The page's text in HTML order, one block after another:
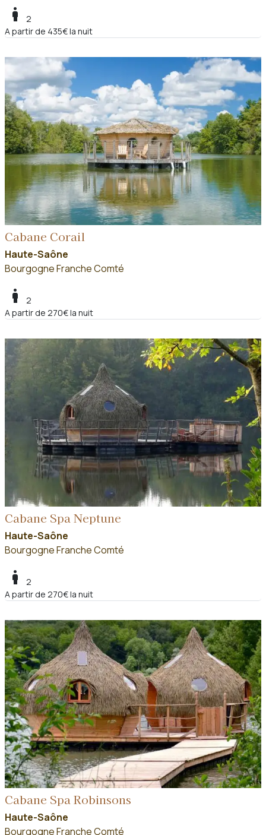
boy
2
A partir de 435€ la nuit
Cabane Corail
Haute-Saône
Bourgogne Franche Comté
boy
2
A partir de 270€ la nuit
Cabane Spa Neptune
Haute-Saône
Bourgogne Franche Comté
boy
2
A partir de 270€ la nuit
Cabane Spa Robinsons
Haute-Saône
Bourgogne Franche Comté